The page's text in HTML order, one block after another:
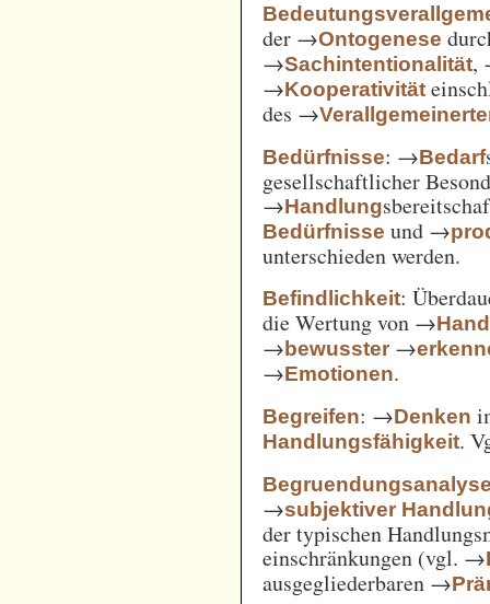
der →Ontogenese
→Sachintentionalität,
→Kooperativität
des →
Bedürfnisse: →Bedarf
gesellschaftlicher
→Handlung
Bedürfnisse und →
unterschieden werden.
Befindlichkeit:
die Wertung von →
→bewusster →
→Emotionen.
Begreifen: →Denken
Handlungsfähigkeit.
→subjektiver
der typischen
einschränkungen (vgl. →
ausgegliederbaren →